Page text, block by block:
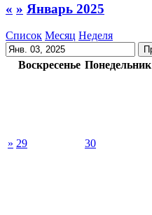
« » Январь 2025
Список Месяц Неделя
Воскресенье Понедельник
» 29 30